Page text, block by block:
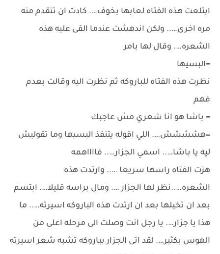
ابتلعت هذه الفتاه لعابها بخوف…. كادت ان تتقدم منه
مره اخرى….. ولكن اندهشت عندما القى عليه هذه
الشعره…. وقال لها بامر
=البسيها
نظرت هذه الفتاه للباروكه ثم نظرت اليه وقالت بعدم
فهم
= باشا هو انا شعري مش عاجبك
=هشششش…. اللي اقوله يتنفذ البسيها وما تقوليش
ليه يا باشا….. اسمي الجزار….. فااااهمه
هزت الفتاه راسها سريعا ….. وارتدت هذه
الشعره…..نظر لها الجزار …. ومال براسه قليلا…. ابتسم
بعد ان تخيلها بعد ان ارتدت هذه الباروكه اسيرته….. ما
هذا يا جزار…. يا رجل انت وصلت الى مرحله اعلى من
الهوس بكثير…. لقد اتى الجزار بباروكه تشبه شعر اسيرته